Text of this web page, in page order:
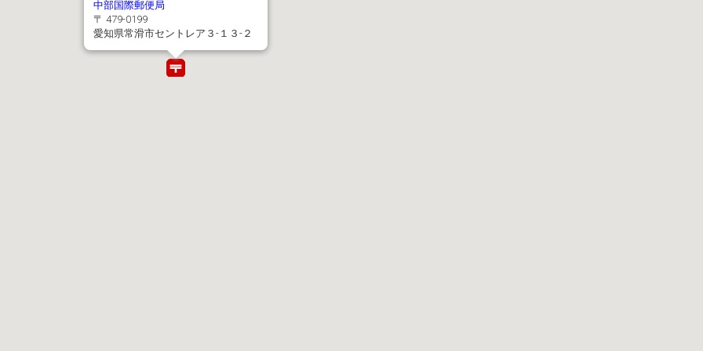
中部国際郵便局
〒 479-0199
愛知県常滑市セントレア３-１３-２